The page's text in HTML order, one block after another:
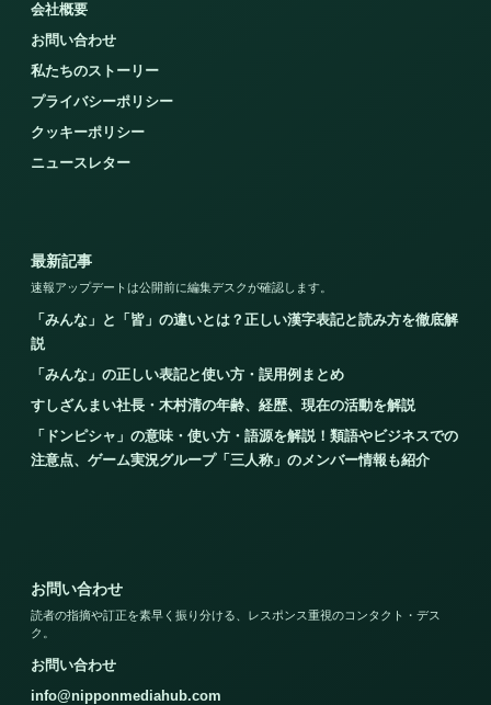
会社概要
お問い合わせ
私たちのストーリー
プライバシーポリシー
クッキーポリシー
ニュースレター
最新記事
速報アップデートは公開前に編集デスクが確認します。
「みんな」と「皆」の違いとは？正しい漢字表記と読み方を徹底解
説
「みんな」の正しい表記と使い方・誤用例まとめ
すしざんまい社長・木村清の年齢、経歴、現在の活動を解説
「ドンピシャ」の意味・使い方・語源を解説！類語やビジネスでの
注意点、ゲーム実況グループ「三人称」のメンバー情報も紹介
お問い合わせ
読者の指摘や訂正を素早く振り分ける、レスポンス重視のコンタクト・デス
ク。
お問い合わせ
info@nipponmediahub.com